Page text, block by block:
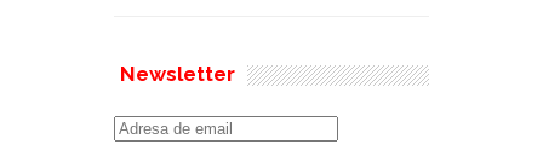
Newsletter